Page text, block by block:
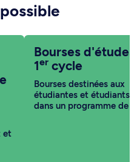
et
Bourses
1er cycle
Bourses destinées aux
étudiantes et étudiants
dans un programme de 1